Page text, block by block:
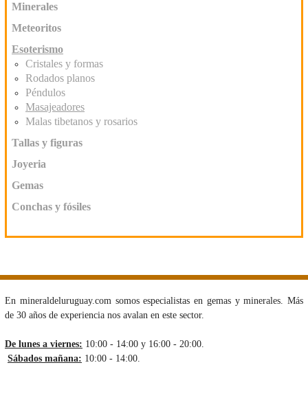
Minerales
Meteoritos
Esoterismo
Cristales y formas
Rodados planos
Péndulos
Masajeadores
Malas tibetanos y rosarios
Tallas y figuras
Joyeria
Gemas
Conchas y fósiles
En mineraldeluruguay.com somos especialistas en gemas y minerales. Más
de 30 años de experiencia nos avalan en este sector.
De lunes a viernes: 10:00 - 14:00 y 16:00 - 20:00.
Sábados mañana: 10:00 - 14:00.